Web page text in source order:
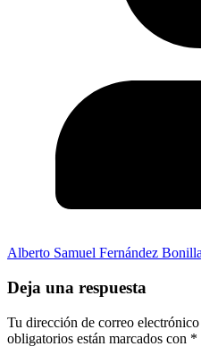
Alberto Samuel Fernández Bonilla
Deja una respuesta
Tu dirección de correo
obligatorios están marcados con *